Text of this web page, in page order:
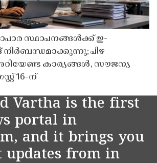
സ്ഥാപനങ്ങൾക്ക് ഇ-
പിഴ
കാര്യങ്ങൾ, സൗജന്യ
16-ന്
Vartha is the first
portal in
and it brings you
updates from in